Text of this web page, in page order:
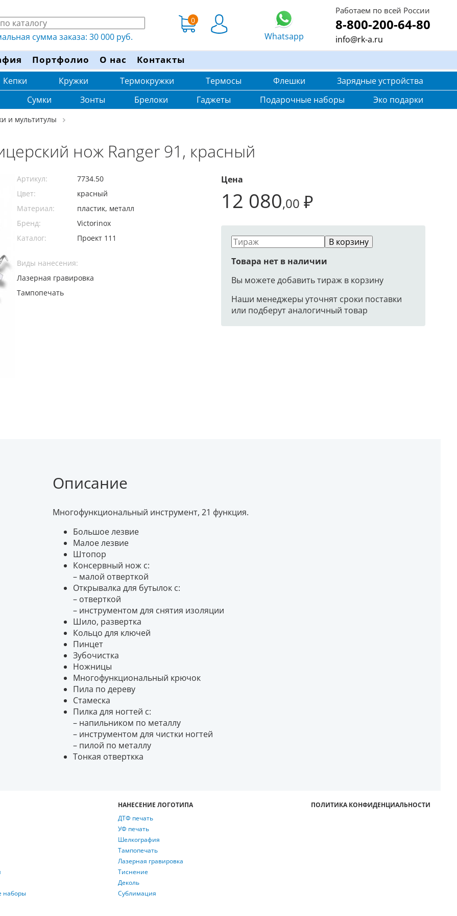
сумма заказа: 30 000 руб.
0
Whatsapp
Работаем по всей России
8-800-200-64-80
info@rk-a.ru
Портфолио О нас Контакты
Кепки Кружки Термокружки Термосы Флешки
Зарядные устройства
Сумки Зонты Брелоки Гаджеты Подарочные наборы Эко подарки
и мультитулы
нож Ranger 91, красный
Цена
12 080,00 ₽
В корзину
Товара нет в наличии
Вы можете добавить тираж в корзину
Наши менеджеры уточнят сроки поставки
или подберут аналогичный товар
Артикул:
7734.50
Цвет:
красный
Материал:
пластик, металл
Бренд:
Victorinox
Каталог:
Проект 111
Виды нанесения:
Лазерная гравировка
Тампопечать
Описание
Многофункциональный инструмент, 21 функция.
Большое лезвие
Малое лезвие
Штопор
Консервный нож с:
– малой отверткой
Открывалка для бутылок с:
– отверткой
– инструментом для снятия изоляции
Шило, развертка
Кольцо для ключей
Пинцет
Зубочистка
Ножницы
Многофункциональный крючок
Пила по дереву
Стамеска
Пилка для ногтей с:
– напильником по металлу
– инструментом для чистки ногтей
– пилой по металлу
Тонкая отверткка
наборы
НАНЕСЕНИЕ ЛОГОТИПА
ДТФ печать
УФ печать
Шелкография
Тампопечать
Лазерная гравировка
Тиснение
Деколь
Сублимация
ПОЛИТИКА КОНФИДЕНЦИАЛЬНОСТИ